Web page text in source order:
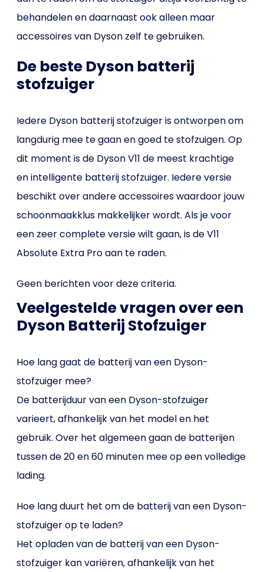
behandelen en daarnaast ook alleen maar
accessoires van Dyson zelf te gebruiken.
De beste Dyson batterij
stofzuiger
Iedere Dyson batterij stofzuiger is ontworpen om
langdurig mee te gaan en goed te stofzuigen. Op
dit moment is de Dyson V11 de meest krachtige
en intelligente batterij stofzuiger. Iedere versie
beschikt over andere accessoires waardoor jouw
schoonmaakklus makkelijker wordt. Als je voor
een zeer complete versie wilt gaan, is de V11
Absolute Extra Pro aan te raden.
Geen berichten voor deze criteria.
Veelgestelde vragen over een
Dyson Batterij Stofzuiger
Hoe lang gaat de batterij van een Dyson-
stofzuiger mee?
De batterijduur van een Dyson-stofzuiger
varieert, afhankelijk van het model en het
gebruik. Over het algemeen gaan de batterijen
tussen de 20 en 60 minuten mee op een volledige
lading.
Hoe lang duurt het om de batterij van een Dyson-
stofzuiger op te laden?
Het opladen van de batterij van een Dyson-
stofzuiger kan variëren, afhankelijk van het